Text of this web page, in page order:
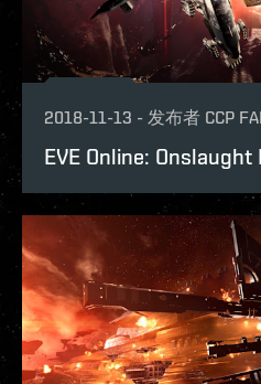
2018-11-13 - 发布者 CCP
EVE Online: Onslaught